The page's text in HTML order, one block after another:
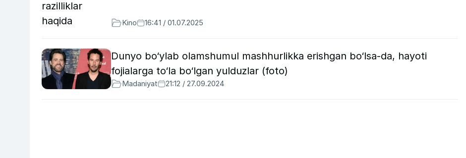
Kino 16:41 / 01.07.2025
Dunyo bo‘ylab olamshumul mashhurlikka erishgan bo‘lsa-da, hayoti
fojialarga to‘la bo‘lgan yulduzlar (foto)
Madaniyat 21:12 / 27.09.2024